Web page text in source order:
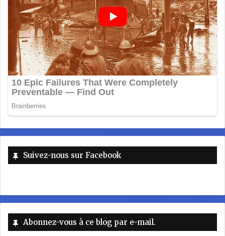
Suivez-nous sur Facebook
Abonnez-vous à ce blog par e-mail.